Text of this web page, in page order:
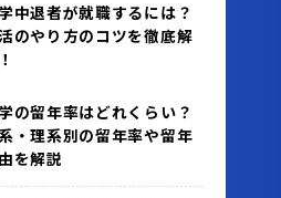
中退者が就職するには？
のやり方のコツを徹底解
の留年率はどれくらい？
・理系別の留年率や留年
を解説